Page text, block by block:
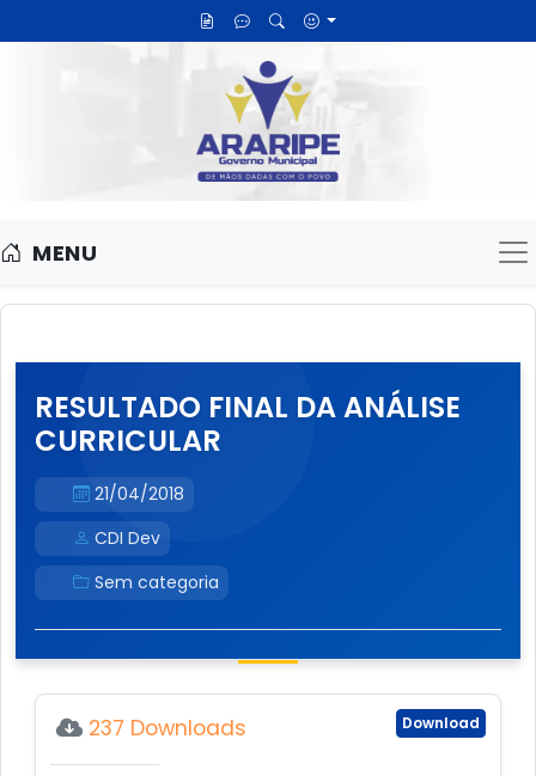
MENU
RESULTADO FINAL DA ANÁLISE
CURRICULAR
21/04/2018
CDI Dev
Sem categoria
Download
237 Downloads